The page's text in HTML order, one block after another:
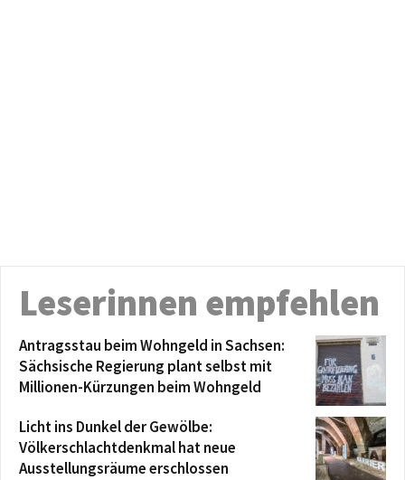
Leserinnen empfehlen
Antragsstau beim Wohngeld in Sachsen:
Sächsische Regierung plant selbst mit
Millionen-Kürzungen beim Wohngeld
Licht ins Dunkel der Gewölbe:
Völkerschlachtdenkmal hat neue
Ausstellungsräume erschlossen